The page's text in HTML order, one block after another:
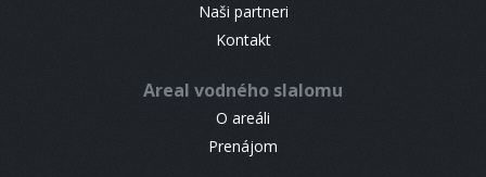
Naši partneri
Kontakt
Areal vodného slalomu
O areáli
Prenájom